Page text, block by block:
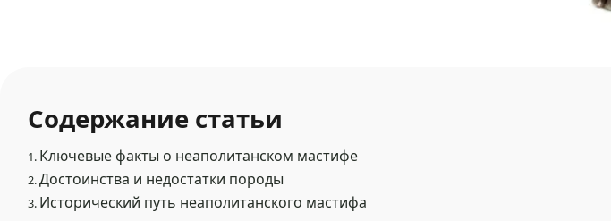
Содержание статьи
1. Ключевые факты о неаполитанском мастифе
2.Достоинства и недостатки породы
3. Исторический путь неаполитанского мастифа